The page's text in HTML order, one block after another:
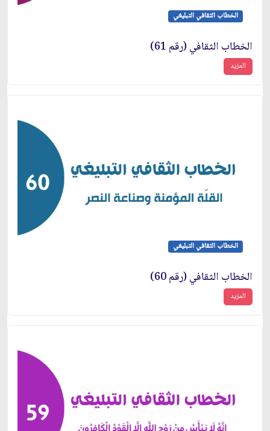
الخطاب الثقافي التبليغي
الخطاب الثقافي (رقم 61)
المزيد
الخطاب الثقافي التبليغي
الخطاب الثقافي (رقم 60)
المزيد